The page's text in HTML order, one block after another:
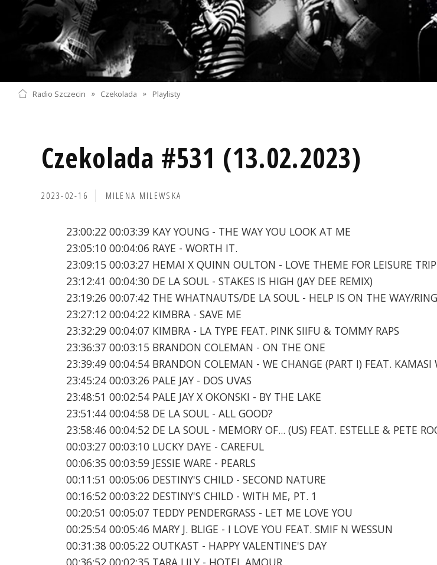
Radio Szczecin » Czekolada » Playlisty
Czekolada #531 (13.02.2023)
2023-02-16 MILENA MILEWSKA
23:00:22 00:03:39 KAY YOUNG - THE WAY YOU LOOK AT ME
23:05:10 00:04:06 RAYE - WORTH IT.
23:09:15 00:03:27 HEMAI X QUINN OULTON - LOVE THEME FOR LEISURE TRIP
23:12:41 00:04:30 DE LA SOUL - STAKES IS HIGH (JAY DEE REMIX)
23:19:26 00:07:42 THE WHATNAUTS/DE LA SOUL - HELP IS ON THE WAY/
23:27:12 00:04:22 KIMBRA - SAVE ME
23:32:29 00:04:07 KIMBRA - LA TYPE FEAT. PINK SIIFU & TOMMY RAPS
23:36:37 00:03:15 BRANDON COLEMAN - ON THE ONE
23:39:49 00:04:54 BRANDON COLEMAN - WE CHANGE (PART I) FEAT. KAMASI
23:45:24 00:03:26 PALE JAY - DOS UVAS
23:48:51 00:02:54 PALE JAY X OKONSKI - BY THE LAKE
23:51:44 00:04:58 DE LA SOUL - ALL GOOD?
23:58:46 00:04:52 DE LA SOUL - MEMORY OF... (US) FEAT. ESTELLE & PETE
00:03:27 00:03:10 LUCKY DAYE - CAREFUL
00:06:35 00:03:59 JESSIE WARE - PEARLS
00:11:51 00:05:06 DESTINY'S CHILD - SECOND NATURE
00:16:52 00:03:22 DESTINY'S CHILD - WITH ME, PT. 1
00:20:51 00:05:07 TEDDY PENDERGRASS - LET ME LOVE YOU
00:25:54 00:05:46 MARY J. BLIGE - I LOVE YOU FEAT. SMIF N WESSUN
00:31:38 00:05:22 OUTKAST - HAPPY VALENTINE'S DAY
00:36:52 00:02:35 TARA LILY - HOTEL AMOUR